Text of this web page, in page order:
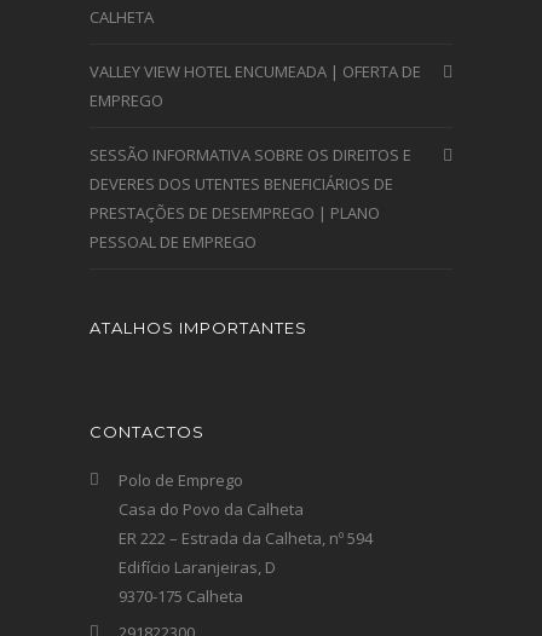
CALHETA
VALLEY VIEW HOTEL ENCUMEADA | OFERTA DE
EMPREGO
SESSÃO INFORMATIVA SOBRE OS DIREITOS E
DEVERES DOS UTENTES BENEFICIÁRIOS DE
PRESTAÇÕES DE DESEMPREGO | PLANO
PESSOAL DE EMPREGO
ATALHOS IMPORTANTES
CONTACTOS
Polo de Emprego
Casa do Povo da Calheta
ER 222 – Estrada da Calheta, nº 594
Edifício Laranjeiras, D
9370-175 Calheta